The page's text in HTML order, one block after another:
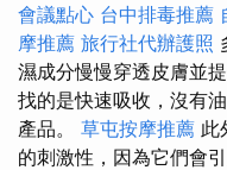
會議點心 台中排毒推薦
摩推薦 旅行社代辦護照
濕成分慢慢穿透皮膚並
找的是快速吸收，沒有
產品。 草屯按摩推薦 此
的刺激性，因為它們會